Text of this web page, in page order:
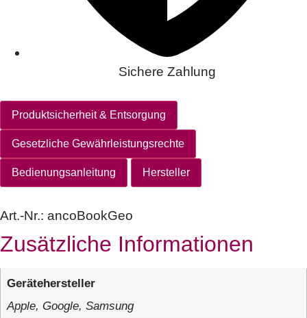
Sichere Zahlung
Produktsicherheit & Entsorgung
Gesetzliche Gewährleistungsrechte
Bedienungsanleitung Hersteller
Art.-Nr.: ancoBookGeo
Zusätzliche Informationen
Gerätehersteller
Apple, Google, Samsung